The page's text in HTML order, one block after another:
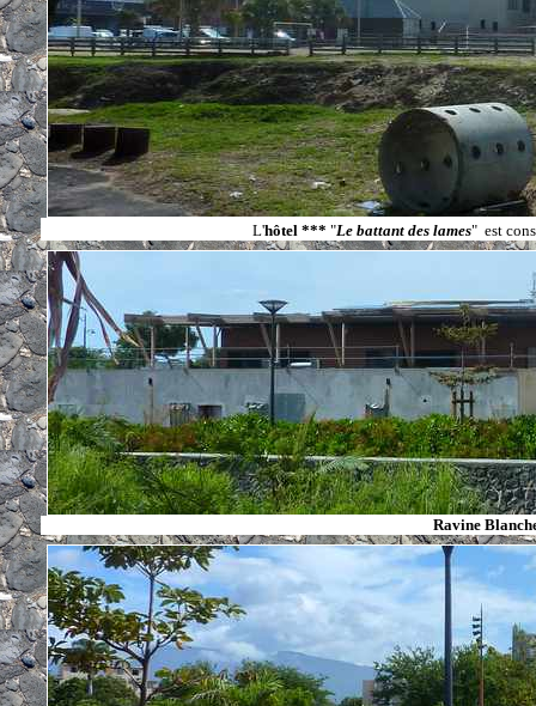
L'hôtel *** "Le battant des lames" est
Ravine